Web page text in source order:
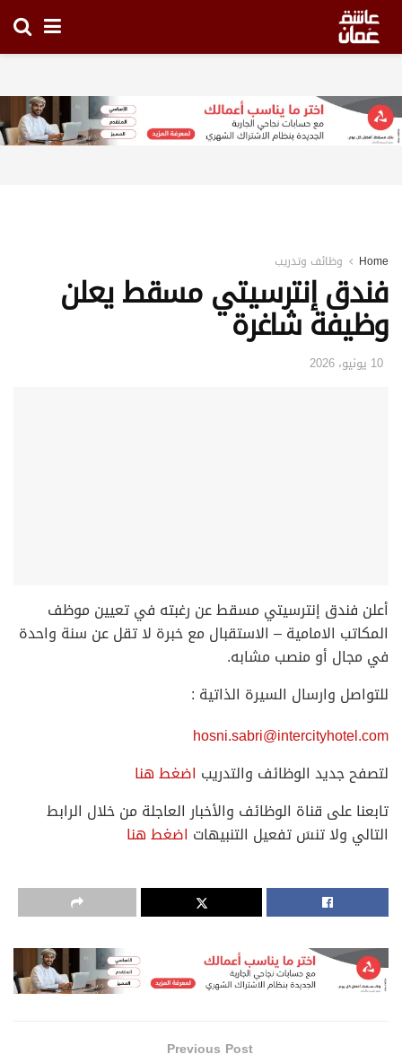
Home وظائف وتدريب
فندق إنترسيتي مسقط يعلن
وظيفة شاغرة
10 يونيو، 2026
أعلن فندق إنترسيتي مسقط عن رغبته في تعيين موظف
المكاتب الامامية – الاستقبال مع خبرة لا تقل عن سنة واحدة
في مجال أو منصب مشابه.
للتواصل وارسال السيرة الذاتية :
hosni.sabri@intercityhotel.com
لتصفح جديد الوظائف والتدريب اضغط هنا
تابعنا على قناة الوظائف والأخبار العاجلة من خلال الرابط
التالي ولا تنسَ تفعيل التنبيهات اضغط هنا
Previous Post